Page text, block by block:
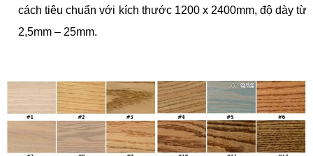
cách tiêu chuẩn với kích thước 1200 x 2400mm, độ dày từ
2,5mm – 25mm.